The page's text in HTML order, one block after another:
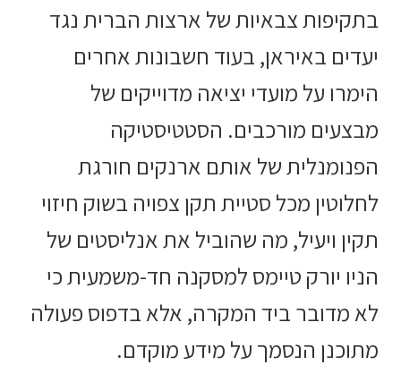
בתקיפות צבאיות של ארצות הברית נגד
יעדים באיראן, בעוד חשבונות אחרים
הימרו על מועדי יציאה מדוייקים של
מבצעים מורכבים. הסטטיסטיקה
הפנומנלית של אותם ארנקים חורגת
לחלוטין מכל סטיית תקן צפויה בשוק חיזוי
תקין ויעיל, מה שהוביל את אנליסטים של
הניו יורק טיימס למסקנה חד-משמעית כי
לא מדובר ביד המקרה, אלא בדפוס פעולה
מתוכנן הנסמך על מידע מוקדם.